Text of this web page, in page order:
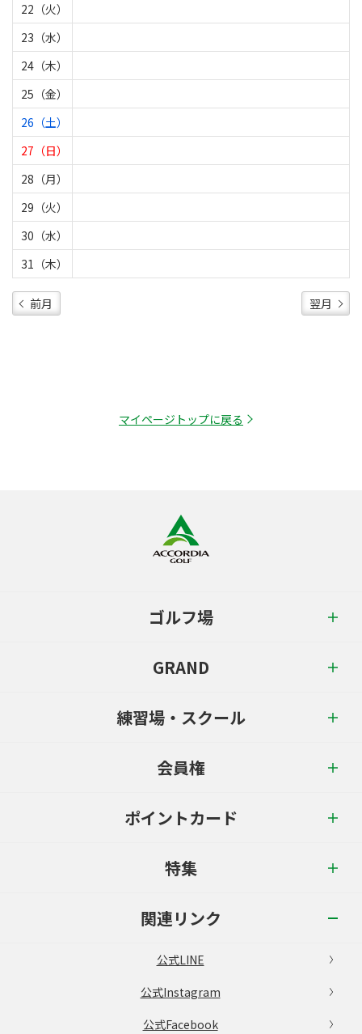
22（火）
23（水）
24（木）
25（金）
26（土）
27（日）
28（月）
29（火）
30（水）
31（木）
前月 翌月
マイページトップに戻る
ゴルフ場
GRAND
練習場・スクール
会員権
ポイントカード
特集
関連リンク
公式LINE
公式Instagram
公式Facebook